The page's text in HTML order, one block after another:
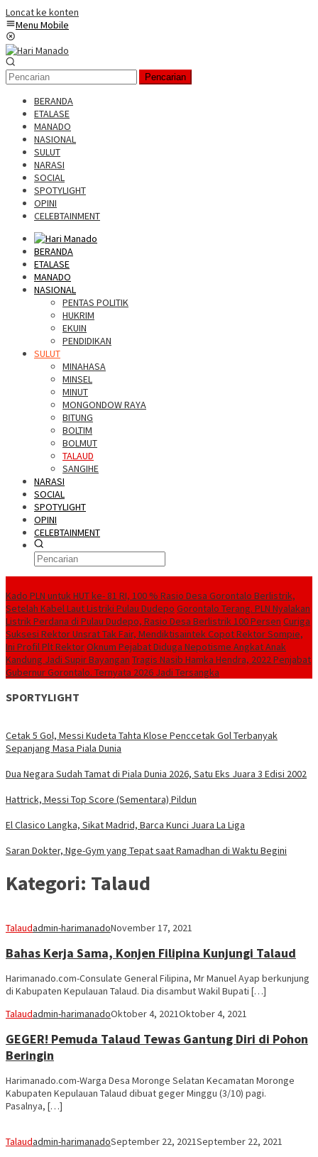
Loncat ke konten
Menu Mobile
Pencarian
BERANDA
ETALASE
MANADO
NASIONAL
SULUT
NARASI
SOCIAL
SPOTYLIGHT
OPINI
CELEBTAINMENT
BERANDA
ETALASE
MANADO
NASIONAL
PENTAS POLITIK
HUKRIM
EKUIN
PENDIDIKAN
SULUT
MINAHASA
MINSEL
MINUT
MONGONDOW RAYA
BITUNG
BOLTIM
BOLMUT
TALAUD
SANGIHE
NARASI
SOCIAL
SPOTYLIGHT
OPINI
CELEBTAINMENT
Kado PLN untuk HUT ke- 81 RI, 100 % Rasio Desa Gorontalo Berlistrik,
Setelah Kabel Laut Listriki Pulau Dudepo Gorontalo Terang. PLN Nyalakan
Listrik Perdana di Pulau Dudepo, Rasio Desa Berlistrik 100 Persen Curiga
Suksesi Rektor Unsrat Tak Fair, Mendiktisaintek Copot Rektor Sompie,
Ini Profil Plt RektorOknum Pejabat Diduga Nepotisme Angkat Anak
Kandung Jadi Supir Bayangan Tragis Nasib Hamka Hendra, 2022 Penjabat
Gubernur Gorontalo. Ternyata 2026 Jadi Tersangka
SPORTYLIGHT
Cetak 5 Gol, Messi Kudeta Tahta Klose Penccetak Gol Terbanyak
Sepanjang Masa Piala Dunia
Dua Negara Sudah Tamat di Piala Dunia 2026, Satu Eks Juara 3 Edisi 2002
Hattrick, Messi Top Score (Sementara) Pildun
El Clasico Langka, Sikat Madrid, Barca Kunci Juara La Liga
Saran Dokter, Nge-Gym yang Tepat saat Ramadhan di Waktu Begini
Kategori: Talaud
Talaudadmin-harimanadoNovember 17, 2021
Bahas Kerja Sama, Konjen Filipina Kunjungi Talaud
Harimanado.com-Consulate General Filipina, Mr Manuel Ayap berkunjung
di Kabupaten Kepulauan Talaud. Dia disambut Wakil Bupati […]
Talaudadmin-harimanadoOktober 4, 2021Oktober 4, 2021
GEGER! Pemuda Talaud Tewas Gantung Diri di Pohon
Beringin
Harimanado.com-Warga Desa Moronge Selatan Kecamatan Moronge
Kabupaten Kepulauan Talaud dibuat geger Minggu (3/10) pagi.
Pasalnya, […]
Talaudadmin-harimanadoSeptember 22, 2021September 22, 2021